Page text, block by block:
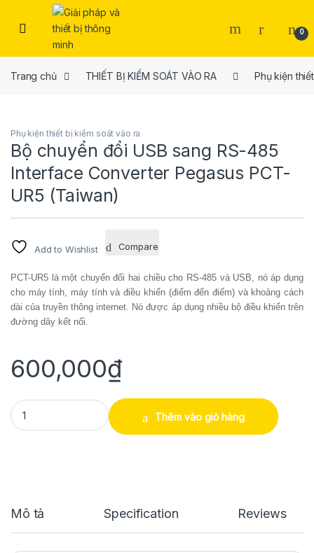
Skip to navigation
Skip to content
Open 0
Trang chủ THIẾT BỊ KIỂM SOÁT VÀO RA Phụ kiện
Phụ kiện thiết bị kiểm soát vào ra
Bộ chuyển đổi USB sang RS-485
Interface Converter Pegasus PCT-
UR5 (Taiwan)
Add to Wishlist Compare
PCT-UR5 là một chuyển đổi hai chiều cho RS-485 và USB, nó áp dụng
cho máy tính, máy tính và điều khiển (điểm đến điểm) và khoảng cách
dài của truyền thông internet. Nó được áp dụng nhiều bộ điều khiển trên
đường dây kết nối.
600,000₫
Bộ chuyển đổi USB sang RS-485 Interface Converter Pegasus
Thêm vào giỏ hàng
Mô tả Specification Reviews